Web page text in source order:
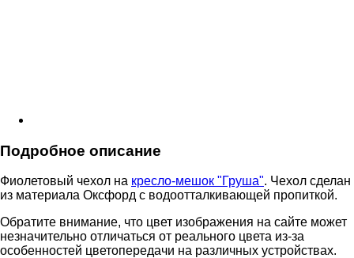
Подробное описание
Фиолетовый чехол на кресло-мешок "Груша". Чехол сделан
из материала Оксфорд с водоотталкивающей пропиткой.
Обратите внимание, что цвет изображения на сайте может
незначительно отличаться от реального цвета из-за
особенностей цветопередачи на различных устройствах.